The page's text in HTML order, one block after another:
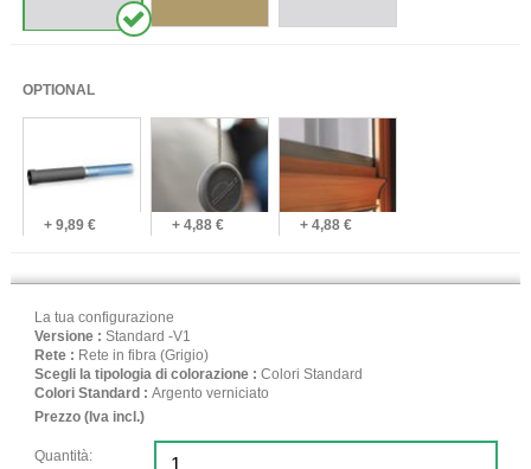
OPTIONAL
+ 9,89 € + 4,88 € + 4,88 €
La tua configurazione
Versione : Standard -V1
Rete : Rete in fibra (Grigio)
Scegli la tipologia di colorazione : Colori Standard
Colori Standard : Argento verniciato
Prezzo (Iva incl.)
Quantità: